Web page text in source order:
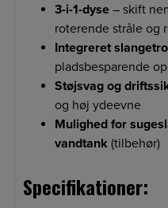
3-i-1-dyse– skift
roterende stråle og
Integreret
pladsbesparende
Støjsvag og
og høj ydeevne
Mulighed for
vandtank(tilbehør)
Specifikationer: